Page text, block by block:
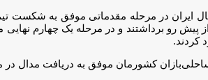
ملی والیبال زیر ۱۹ سال ایران در مرحله
کردند.
کشورمان موفق به دریافت مدال